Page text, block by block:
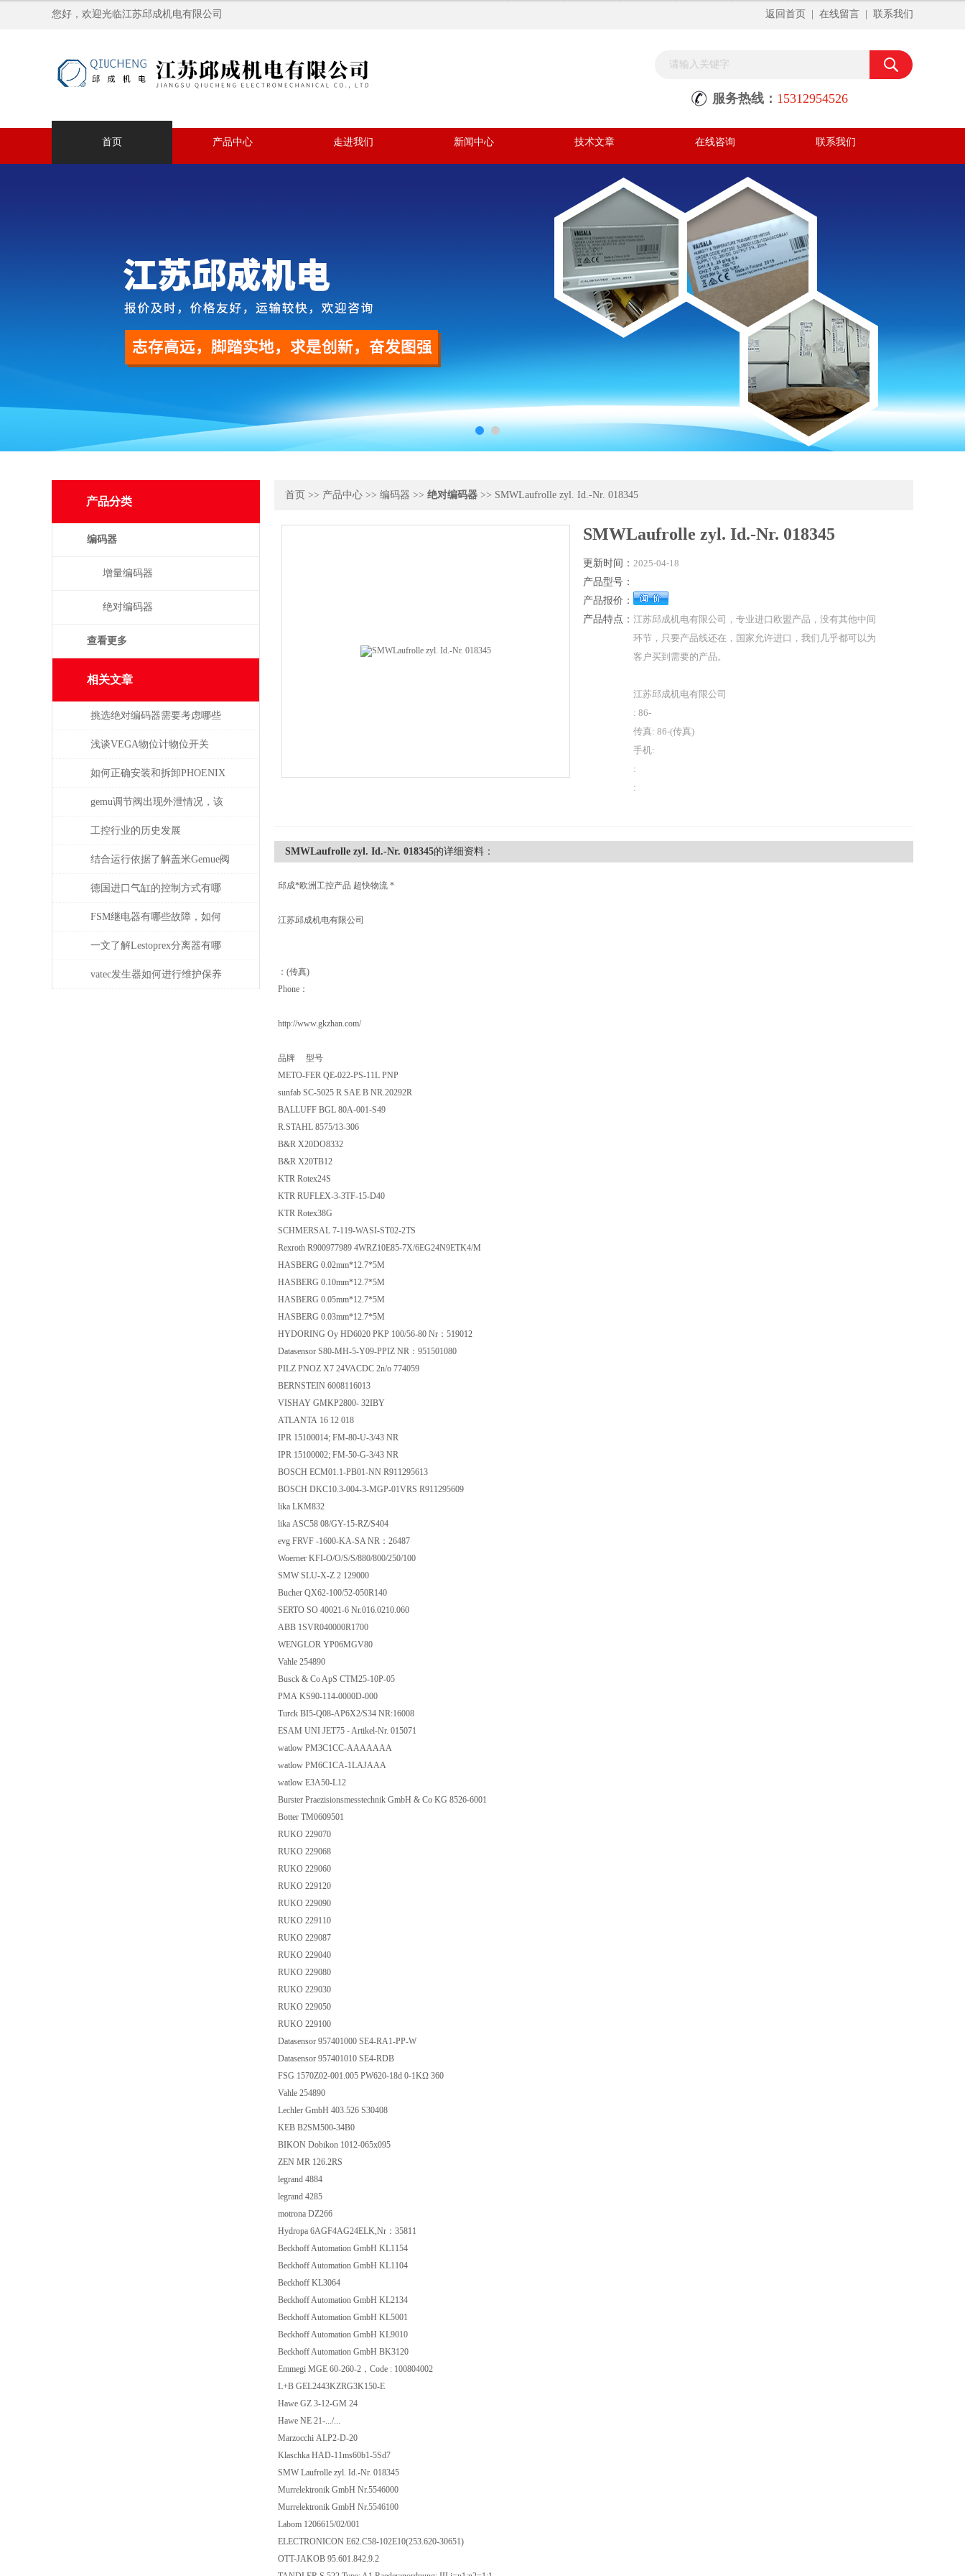
您好，欢迎光临江苏邱成机电有限公司 返回首页 在线留言 联系我们
服务热线： 15312954526
首页 产品中心 走进我们 新闻中心 技术文章 在线咨询 联系我们
产品分类
编码器
增量编码器
绝对编码器
查看更多
相关文章
挑选绝对编码器需要考虑哪些
问题
浅谈VEGA物位计物位开关
如何正确安装和拆卸PHOENIX
菲尼克斯连接器？
gemu调节阀出现外泄情况，该
如何处理
工控行业的历史发展
结合运行依据了解盖米Gemue阀
门
德国进口气缸的控制方式有哪
些？
FSM继电器有哪些故障，如何
解决
一文了解Lestoprex分离器有哪
些知识
vatec发生器如何进行维护保养
首页 >> 产品中心 >> 编码器 >> 绝对编码器 >> SMWLaufrolle zyl. Id.-Nr. 018345
SMWLaufrolle zyl. Id.-Nr. 018345
更新时间： 2025-04-18
产品型号：
产品报价：
产品特点： 江苏邱成机电有限公司，专业进口欧盟产品，没有其他中间
环节，只要产品线还在，国家允许进口，我们几乎都可以为
客户买到需要的产品。
江苏邱成机电有限公司
: 86-
传真: 86-(传真)
手机:
:
:
SMWLaufrolle zyl. Id.-Nr. 018345的详细资料：
邱成*欧洲工控产品 超快物流 *
江苏邱成机电有限公司
：(传真)
Phone：
http://www.gkzhan.com/
品牌 型号
METO-FER QE-022-PS-11L PNP
sunfab SC-5025 R SAE B NR.20292R
BALLUFF BGL 80A-001-S49
R.STAHL 8575/13-306
B&R X20DO8332
B&R X20TB12
KTR Rotex24S
KTR RUFLEX-3-3TF-15-D40
KTR Rotex38G
SCHMERSAL 7-119-WASI-ST02-2TS
Rexroth R900977989 4WRZ10E85-7X/6EG24N9ETK4/M
HASBERG 0.02mm*12.7*5M
HASBERG 0.10mm*12.7*5M
HASBERG 0.05mm*12.7*5M
HASBERG 0.03mm*12.7*5M
HYDORING Oy HD6020 PKP 100/56-80 Nr：519012
Datasensor S80-MH-5-Y09-PPIZ NR：951501080
PILZ PNOZ X7 24VACDC 2n/o 774059
BERNSTEIN 6008116013
VISHAY GMKP2800- 32IBY
ATLANTA 16 12 018
IPR 15100014; FM-80-U-3/43 NR
IPR 15100002; FM-50-G-3/43 NR
BOSCH ECM01.1-PB01-NN R911295613
BOSCH DKC10.3-004-3-MGP-01VRS R911295609
lika LKM832
lika ASC58 08/GY-15-RZ/S404
evg FRVF -1600-KA-SA NR：26487
Woerner KFI-O/O/S/S/880/800/250/100
SMW SLU-X-Z 2 129000
Bucher QX62-100/52-050R140
SERTO SO 40021-6 Nr.016.0210.060
ABB 1SVR040000R1700
WENGLOR YP06MGV80
Vahle 254890
Busck & Co ApS CTM25-10P-05
PMA KS90-114-0000D-000
Turck BI5-Q08-AP6X2/S34 NR:16008
ESAM UNI JET75 - Artikel-Nr. 015071
watlow PM3C1CC-AAAAAAA
watlow PM6C1CA-1LAJAAA
watlow E3A50-L12
Burster Praezisionsmesstechnik GmbH & Co KG 8526-6001
Botter TM0609501
RUKO 229070
RUKO 229068
RUKO 229060
RUKO 229120
RUKO 229090
RUKO 229110
RUKO 229087
RUKO 229040
RUKO 229080
RUKO 229030
RUKO 229050
RUKO 229100
Datasensor 957401000 SE4-RA1-PP-W
Datasensor 957401010 SE4-RDB
FSG 1570Z02-001.005 PW620-18d 0-1KΩ 360
Vahle 254890
Lechler GmbH 403.526 S30408
KEB B2SM500-34B0
BIKON Dobikon 1012-065x095
ZEN MR 126.2RS
legrand 4884
legrand 4285
motrona DZ266
Hydropa 6AGF4AG24ELK,Nr：35811
Beckhoff Automation GmbH KL1154
Beckhoff Automation GmbH KL1104
Beckhoff KL3064
Beckhoff Automation GmbH KL2134
Beckhoff Automation GmbH KL5001
Beckhoff Automation GmbH KL9010
Beckhoff Automation GmbH BK3120
Emmegi MGE 60-260-2，Code : 100804002
L+B GEL2443KZRG3K150-E
Hawe GZ 3-12-GM 24
Hawe NE 21-.../...
Marzocchi ALP2-D-20
Klaschka HAD-11ms60b1-5Sd7
SMW Laufrolle zyl. Id.-Nr. 018345
Murrelektronik GmbH Nr.5546000
Murrelektronik GmbH Nr.5546100
Labom 1206615/02/001
ELECTRONICON E62.C58-102E10(253.620-30651)
OTT-JAKOB 95.601.842.9.2